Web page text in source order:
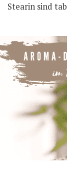
Stearin sind